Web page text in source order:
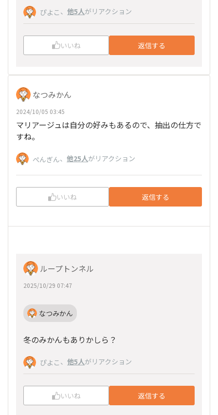
ぴよこ 、 他5人がリアクション
いいね 返信する
なつみかん
2024/10/05 03:45
マリアージュは自分の好みもあるので、抽出の仕方で
すね。
ぺんぎん、 他25人がリアクション
いいね 返信する
ループトンネル
2025/10/29 07:47
なつみかん
冬のみかんもありかしら？
ぴよこ 、 他5人がリアクション
いいね 返信する